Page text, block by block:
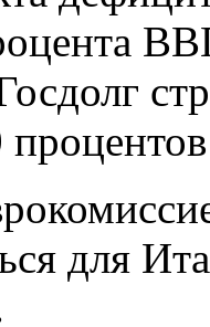
для